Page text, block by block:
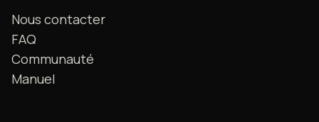
Nous contacter
FAQ
Communauté
Manuel